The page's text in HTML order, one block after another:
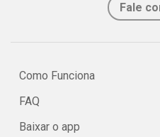
Fale
Como Funciona
FAQ
Baixar o app